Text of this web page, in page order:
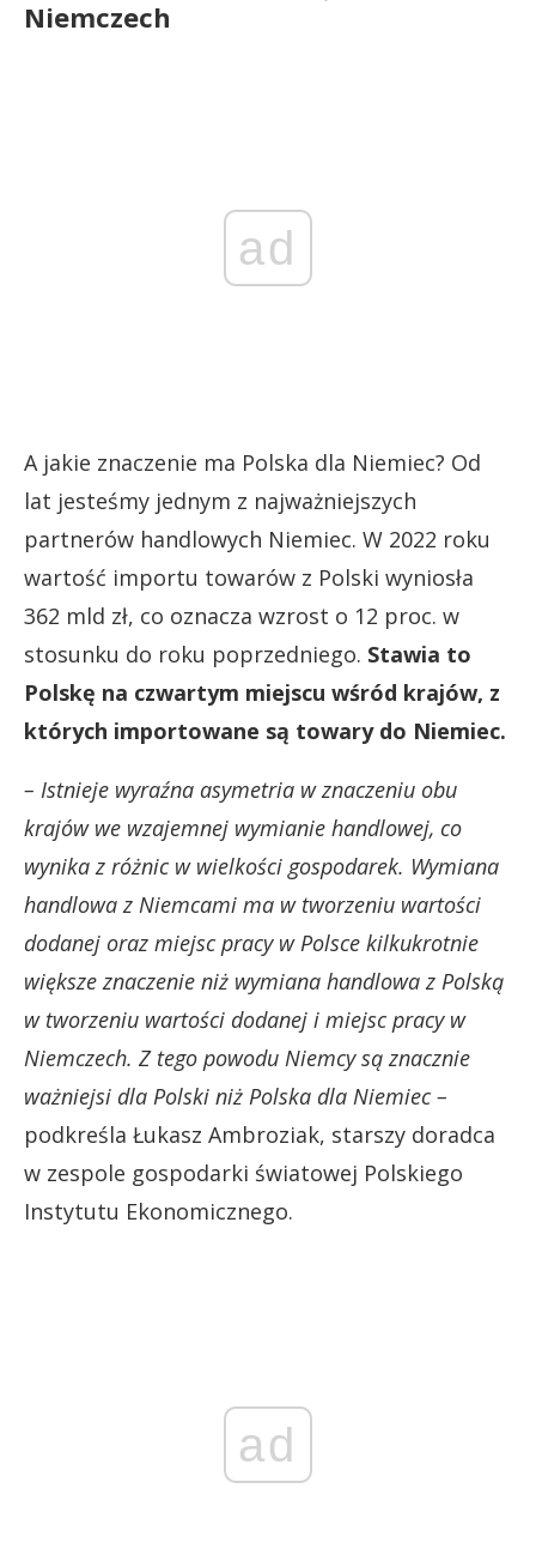
Niemczech
ad
A jakie znaczenie ma Polska dla Niemiec? Od
lat jesteśmy jednym z najważniejszych
partnerów handlowych Niemiec. W 2022 roku
wartość importu towarów z Polski wyniosła
362 mld zł, co oznacza wzrost o 12 proc. w
stosunku do roku poprzedniego. Stawia to
Polskę na czwartym miejscu wśród krajów, z
których importowane są towary do Niemiec.
– Istnieje wyraźna asymetria w znaczeniu obu
krajów we wzajemnej wymianie handlowej, co
wynika z różnic w wielkości gospodarek. Wymiana
handlowa z Niemcami ma w tworzeniu wartości
dodanej oraz miejsc pracy w Polsce kilkukrotnie
większe znaczenie niż wymiana handlowa z Polską
w tworzeniu wartości dodanej i miejsc pracy w
Niemczech. Z tego powodu Niemcy są znacznie
ważniejsi dla Polski niż Polska dla Niemiec –
podkreśla Łukasz Ambroziak, starszy doradca
w zespole gospodarki światowej Polskiego
Instytutu Ekonomicznego.
ad